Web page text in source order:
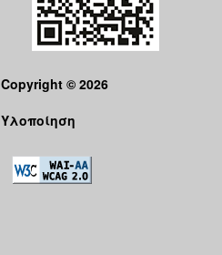
Copyright © 2026
Υλοποίηση